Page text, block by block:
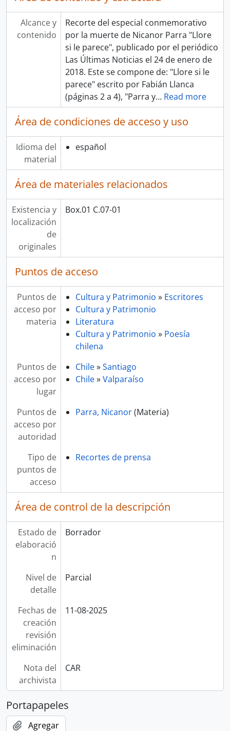
Alcance y
contenido
Recorte del especial conmemorativo
por la muerte de Nicanor Parra "Llore
si le parece", publicado por el periódico
Las Últimas Noticias el 24 de enero de
2018. Este se compone de: "Llore si le
parece" escrito por Fabián Llanca
(páginas 2 a 4), "Parra y… Read more
Área de condiciones de acceso y uso
Idioma del
material
español
Área de materiales relacionados
Existencia y
localización
de
originales
Box.01 C.07-01
Puntos de acceso
Puntos de
acceso por
materia
Cultura y Patrimonio » Escritores
Cultura y Patrimonio
Literatura
Cultura y Patrimonio » Poesía
chilena
Puntos de
acceso por
lugar
Chile»Santiago
Chile»Valparaíso
Puntos de
acceso por
autoridad
Parra, Nicanor(Materia)
Tipo de
puntos de
acceso
Recortes de prensa
Área de control de la descripción
Estado de
elaboració
n
Borrador
Nivel de
detalle
Parcial
Fechas de
creación
revisión
eliminación
11-08-2025
Nota del
archivista
CAR
Portapapeles
Agregar